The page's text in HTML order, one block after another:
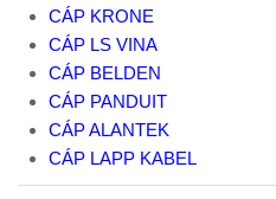
CÁP KRONE
CÁP LS VINA
CÁP BELDEN
CÁP PANDUIT
CÁP ALANTEK
CÁP LAPP KABEL